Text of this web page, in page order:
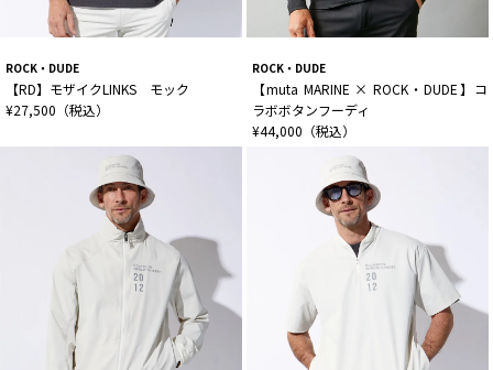
ROCK・DUDE
【RD】モザイクLINKS モック
¥27,500（税込）
ROCK・DUDE
【muta MARINE × ROCK・DUDE】コ
ラボボタンフーディ
¥44,000（税込）